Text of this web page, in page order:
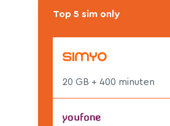
Top 5 sim only
20 GB + 400 minuten